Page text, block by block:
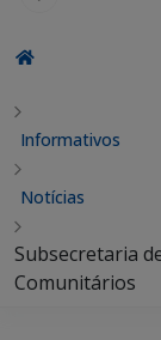
Informativos
Notícias
Subsecretaria
Comunitários